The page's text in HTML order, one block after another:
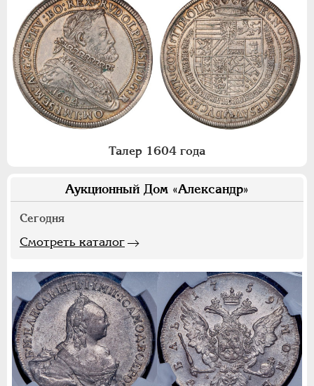
Талер 1604 года
Аукционный Дом «Александр»
Сегодня
Смотреть каталог